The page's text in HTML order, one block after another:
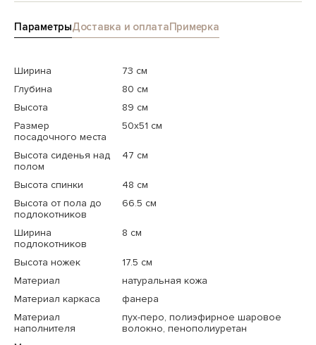
ПараметрыДоставка и оплатаПримерка
Ширина
73 см
Глубина
80 см
Высота
89 см
Размер
посадочного места
50x51 см
Высота сиденья над
полом
47 см
Высота спинки
48 см
Высота от пола до
подлокотников
66.5 см
Ширина
подлокотников
8 см
Высота ножек
17.5 см
Материал
натуральная кожа
Материал каркаса
фанера
Материал
наполнителя
пух-перо, полиэфирное шаровое
волокно, пенополиуретан